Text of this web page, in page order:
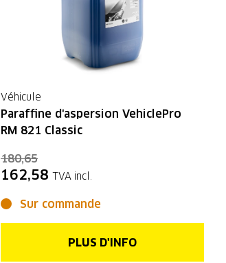
Véhicule
Paraffine d'aspersion VehiclePro
RM 821 Classic
180,65
162,58 TVA incl.
Sur commande
PLUS D'INFO